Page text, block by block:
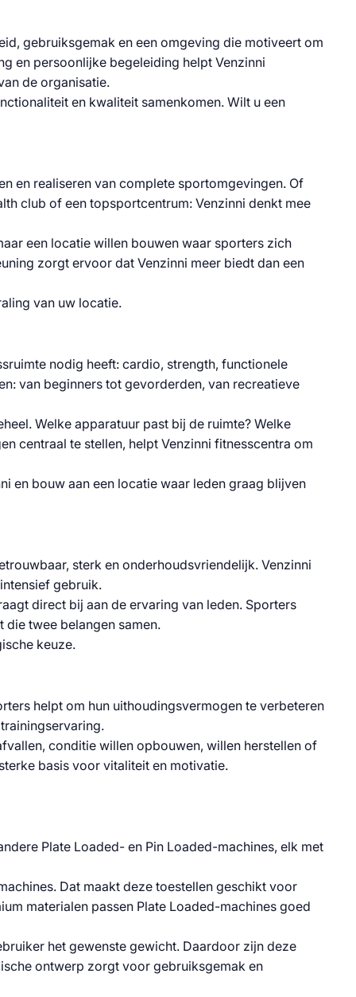
Van
gebruiksgemak en een omgeving die motiveert om
en persoonlijke begeleiding helpt Venzinni
de organisatie.
en kwaliteit samenkomen. Wilt u een
en realiseren van complete sportomgevingen. Of
club of een topsportcentrum: Venzinni denkt mee
een locatie willen bouwen waar sporters zich
zorgt ervoor dat Venzinni meer biedt dan een
van uw locatie.
nodig heeft: cardio, strength, functionele
van beginners tot gevorderden, van recreatieve
Welke apparatuur past bij de ruimte? Welke
centraal te stellen, helpt Venzinni fitnesscentra om
en bouw aan een locatie waar leden graag blijven
sterk en onderhoudsvriendelijk. Venzinni
gebruik.
direct bij aan de ervaring van leden. Sporters
twee belangen samen.
keuze.
helpt om hun uithoudingsvermogen te verbeteren
conditie willen opbouwen, willen herstellen of
basis voor vitaliteit en motivatie.
Plate Loaded- en Pin Loaded-machines, elk met
Dat maakt deze toestellen geschikt voor
materialen passen Plate Loaded-machines goed
het gewenste gewicht. Daardoor zijn deze
ontwerp zorgt voor gebruiksgemak en